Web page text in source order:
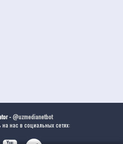
-@uzmedianetbot
нас в социальных сетях: